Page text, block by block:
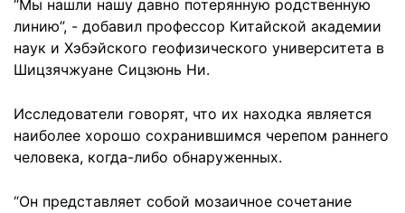
“Мы нашли нашу давно потерянную родственную
линию”, - добавил профессор Китайской академии
наук и Хэбэйского геофизического университета в
Шицзячжуане Сицзюнь Ни.
Исследователи говорят, что их находка является
наиболее хорошо сохранившимся черепом раннего
человека, когда-либо обнаруженных.
“Он представляет собой мозаичное сочетание